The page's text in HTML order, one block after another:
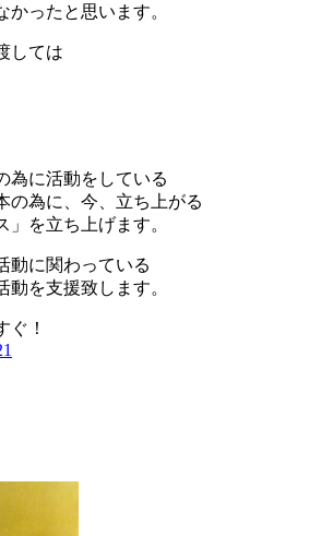
ったと思います。
しては
為に活動をしている
の為に、今、立ち上がる
を立ち上げます。
動に関わっている
を支援致します。
ぐ！